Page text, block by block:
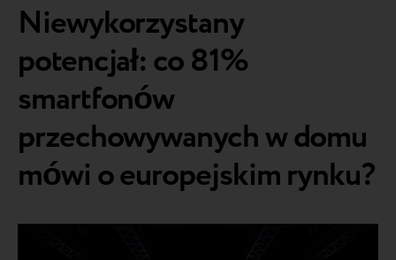
Niewykorzystany
potencjał: co 81%
smartfonów
przechowywanych w domu
mówi o europejskim rynku?